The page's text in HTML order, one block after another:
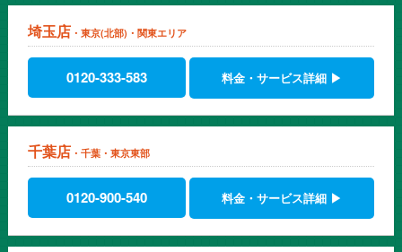
埼玉店 ・東京(北部)・関東エリア
0120-333-583 料金・サービス詳細 ▶
千葉店 ・千葉・東京東部
0120-900-540 料金・サービス詳細 ▶